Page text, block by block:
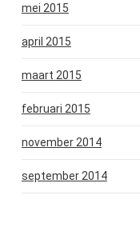
mei 2015
april 2015
maart 2015
februari 2015
november 2014
september 2014